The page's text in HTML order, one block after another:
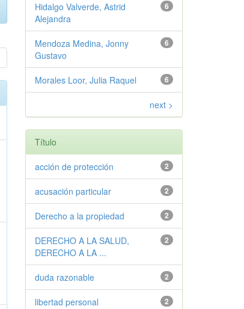
6
Hidalgo Valverde, Astrid
Alejandra
6
Mendoza Medina, Jonny
Gustavo
6
Morales Loor, Julia Raquel
next >
Título
2
acción de protección
2
acusación particular
2
Derecho a la propiedad
2
DERECHO A LA SALUD,
DERECHO A LA ...
2
duda razonable
2
libertad personal